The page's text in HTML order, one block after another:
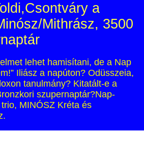
a
Mithrász, 3500
lehet hamisítani, de a Nap
Iliász a napúton? Odüsszeia,
tanulmány? Kitatált-e a
szupernaptár?Nap-
MINÓSZ Kréta és